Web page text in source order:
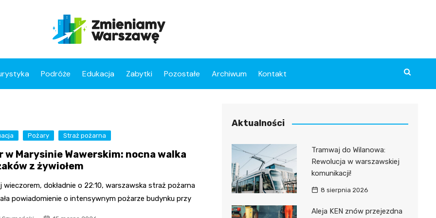
Podróże Edukacja Zabytki Pozostałe Archiwum Kontakt
Pożary Straż pożarna
w Marysinie Wawerskim: nocna walka
z żywiołem
wieczorem, dokładnie o 22:10, warszawska straż pożarna
powiadomienie o intensywnym pożarze budynku przy
Aktualności
Tramwaj do Wilanowa:
Rewolucja w warszawskiej
komunikacji!
8 sierpnia 2026
Aleja KEN znów przejezdna